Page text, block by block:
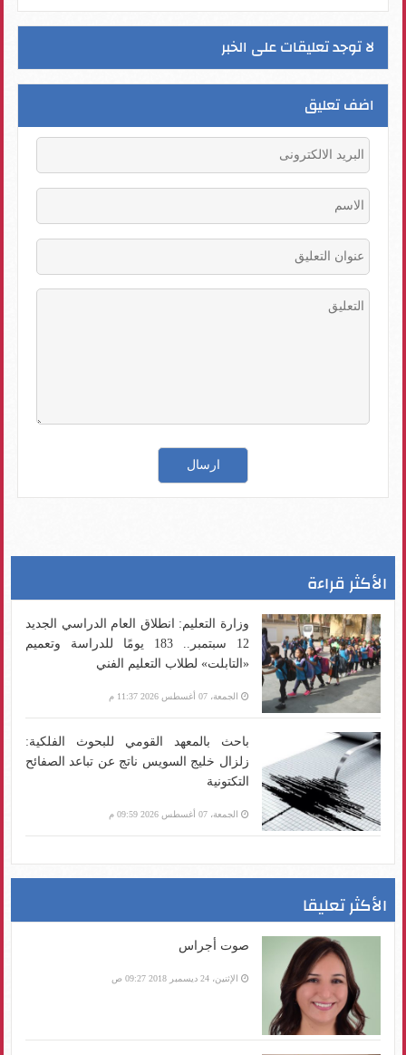
لا توجد تعليقات على الخبر
اضف تعليق
الأكثر قراءة
وزارة التعليم: انطلاق العام الدراسي الجديد
12 سبتمبر.. 183 يومًا للدراسة وتعميم
«التابلت» لطلاب التعليم الفني
الجمعة، 07 أغسطس 2026 11:37 م
باحث بالمعهد القومي للبحوث الفلكية:
زلزال خليج السويس ناتج عن تباعد الصفائح
التكتونية
الجمعة، 07 أغسطس 2026 09:59 م
الأكثر تعليقا
صوت أجراس
الإثنين، 24 ديسمبر 2018 09:27 ص